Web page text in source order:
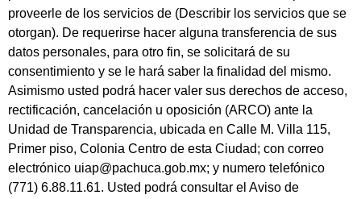
proveerle de los servicios de (Describir los servicios que se
otorgan). De requerirse hacer alguna transferencia de sus
datos personales, para otro fin, se solicitará de su
consentimiento y se le hará saber la finalidad del mismo.
Asimismo usted podrá hacer valer sus derechos de acceso,
rectificación, cancelación u oposición (ARCO) ante la
Unidad de Transparencia, ubicada en Calle M. Villa 115,
Primer piso, Colonia Centro de esta Ciudad; con correo
electrónico uiap@pachuca.gob.mx; y numero telefónico
(771) 6.88.11.61. Usted podrá consultar el Aviso de